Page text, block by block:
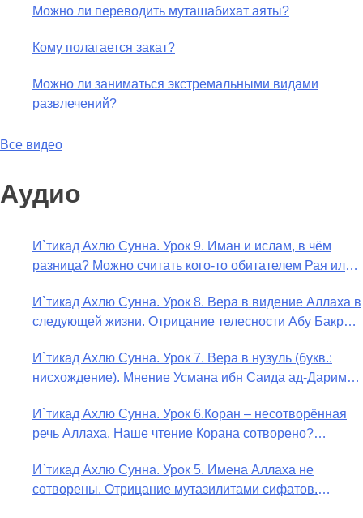
Можно ли переводить муташабихат аяты?
Кому полагается закат?
Можно ли заниматься экстремальными видами
развлечений?
Все видео
Аудио
И`тикад Ахлю Сунна. Урок 9. Иман и ислам, в чём
разница? Можно считать кого-то обитателем Рая или
И`тикад Ахлю Сунна. Урок 8. Вера в видение Аллаха в
следующей жизни. Отрицание телесности Абу Бакром
ибн Саида ад-Дарими. Иман – это слова, дела и
познание
И`тикад Ахлю Сунна. Урок 7. Вера в нузуль (букв.:
нисхождение). Мнение Усмана ибн Саида ад-Дарими
описывается физическим движением?
И`тикад Ахлю Сунна. Урок 6.Коран – несотворённая
речь Аллаха. Наше чтение Корана сотворено?
И`тикад Ахлю Сунна. Урок 5. Имена Аллаха не
сотворены. Отрицание мутазилитами сифатов.